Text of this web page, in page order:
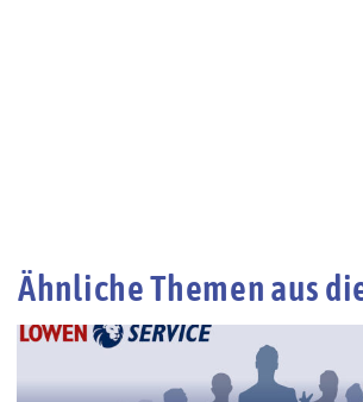
Ähnliche Themen aus